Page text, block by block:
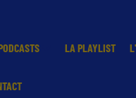
LA PLAYLIST